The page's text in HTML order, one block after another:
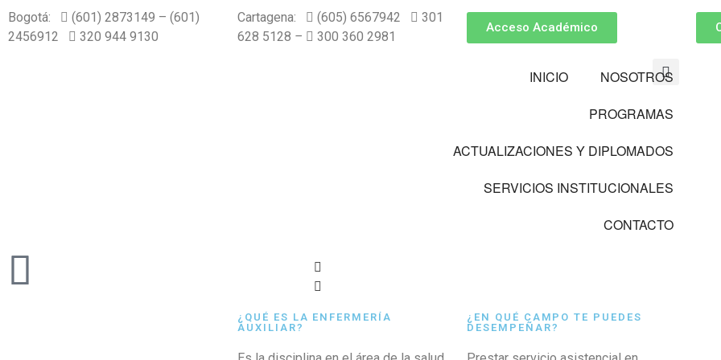
Bogotá:
(601) 2873149 – (601)
2456912
320 944 9130
Cartagena: (605) 6567942
301
628 5128 – 300 360 2981
Acceso Académico
INICIO
NOSOTROS
PROGRAMAS
ACTUALIZACIONES Y DIPLOMADOS
SERVICIOS INSTITUCIONALES
CONTACTO
¿QUÉ ES LA ENFERMERÍA
AUXILIAR?
¿EN QUÉ CAMPO TE PUEDES
DESEMPEÑAR?